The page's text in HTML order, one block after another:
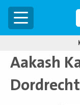
Menu
Aakash